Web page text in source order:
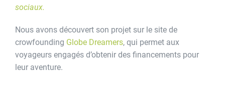
sociaux.
Nous avons découvert son projet sur le site de
crowfounding Globe Dreamers, qui permet aux
voyageurs engagés d’obtenir des financements pour
leur aventure.